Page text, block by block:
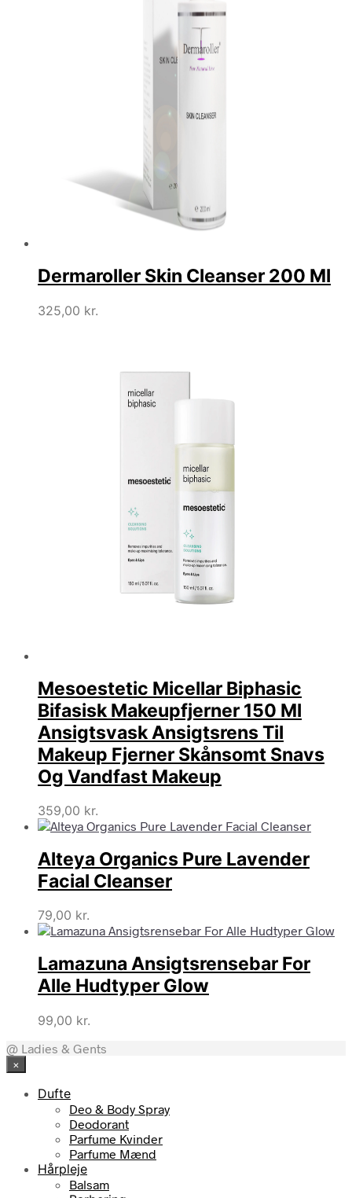
Dermaroller Skin Cleanser 200 Ml
325,00 kr.
Mesoestetic Micellar Biphasic
Bifasisk Makeupfjerner 150 Ml
Ansigtsvask Ansigtsrens Til
Makeup Fjerner Skånsomt Snavs
Og Vandfast Makeup
359,00 kr.
Alteya Organics Pure Lavender
Facial Cleanser
79,00 kr.
Lamazuna Ansigtsrensebar For
Alle Hudtyper Glow
99,00 kr.
@ Ladies & Gents
×
Dufte
Deo & Body Spray
Deodorant
Parfume Kvinder
Parfume Mænd
Hårpleje
Balsam